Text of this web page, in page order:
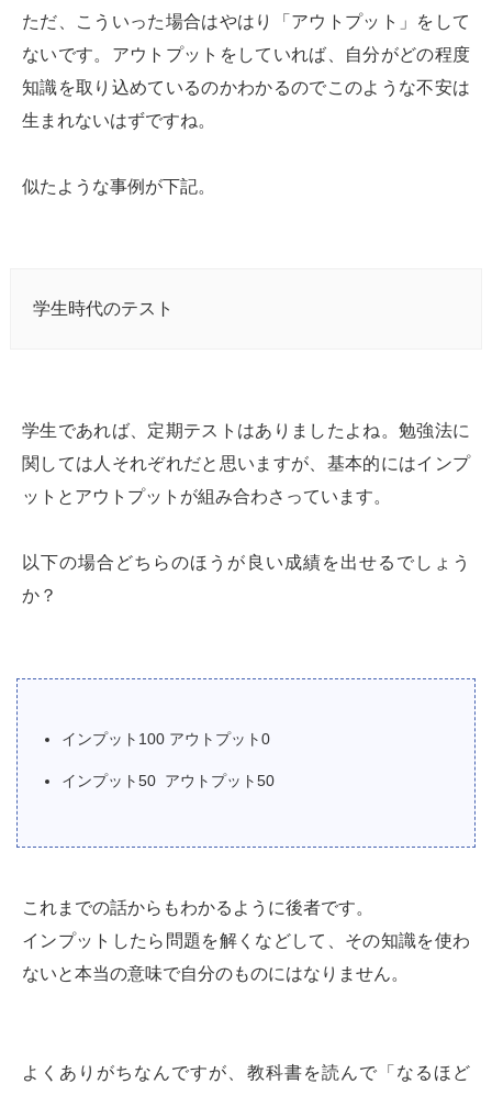
ただ、こういった場合はやはり「アウトプット」をして
ないです。アウトプットをしていれば、自分がどの程度
知識を取り込めているのかわかるのでこのような不安は
生まれないはずですね。
似たような事例が下記。
学生時代のテスト
学生であれば、定期テストはありましたよね。勉強法に
関しては人それぞれだと思いますが、基本的にはインプ
ットとアウトプットが組み合わさっています。
以下の場合どちらのほうが良い成績を出せるでしょう
か？
インプット100 アウトプット0
インプット50 アウトプット50
これまでの話からもわかるように後者です。
インプットしたら問題を解くなどして、その知識を使わ
ないと本当の意味で自分のものにはなりません。
よくありがちなんですが、教科書を読んで「なるほど